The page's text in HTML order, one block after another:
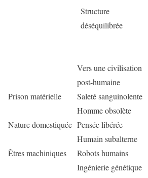
Structure
déséquilibrée
Vers une civilisation
post-humaine
Prison matérielle
Saleté sanguinolente
Homme obsolète
Nature domestiquée Pensée libérée
Humain subalterne
Êtres machiniques
Robots humains
Ingénierie génétique